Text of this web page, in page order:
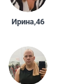
Ирина,46